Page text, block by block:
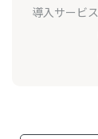
導入サービス